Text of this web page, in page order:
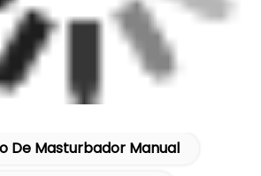
De Masturbador Manual